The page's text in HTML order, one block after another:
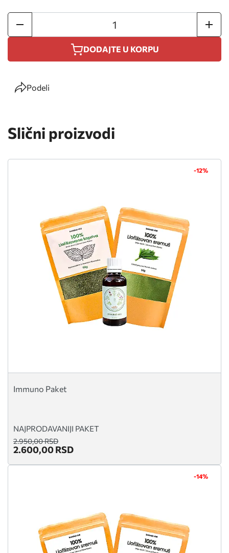
DODAJTE U KORPU
Podeli
Slični proizvodi
-12%
Immuno Paket
NAJPRODAVANIJI PAKET
2.950,00 RSD
2.600,00 RSD
-14%